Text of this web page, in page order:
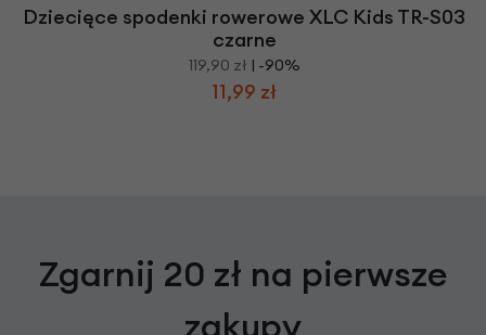
Dziecięce spodenki rowerowe XLC Kids TR-S03
czarne
119,90 zł | -90%
11,99 zł
Zgarnij 20 zł na pierwsze
zakupy